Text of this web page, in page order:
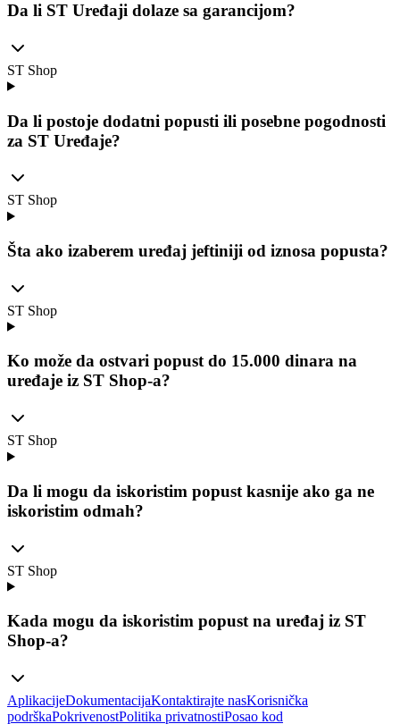
Da li ST Uređaji dolaze sa garancijom?
ST Shop
Da li postoje dodatni popusti ili posebne pogodnosti
za ST Uređaje?
ST Shop
Šta ako izaberem uređaj jeftiniji od iznosa popusta?
ST Shop
Ko može da ostvari popust do 15.000 dinara na
uređaje iz ST Shop-a?
ST Shop
Da li mogu da iskoristim popust kasnije ako ga ne
iskoristim odmah?
ST Shop
Kada mogu da iskoristim popust na uređaj iz ST
Shop-a?
AplikacijeDokumentacijaKontaktirajte nasKorisnička
podrškaPokrivenostPolitika privatnostiPosao kod